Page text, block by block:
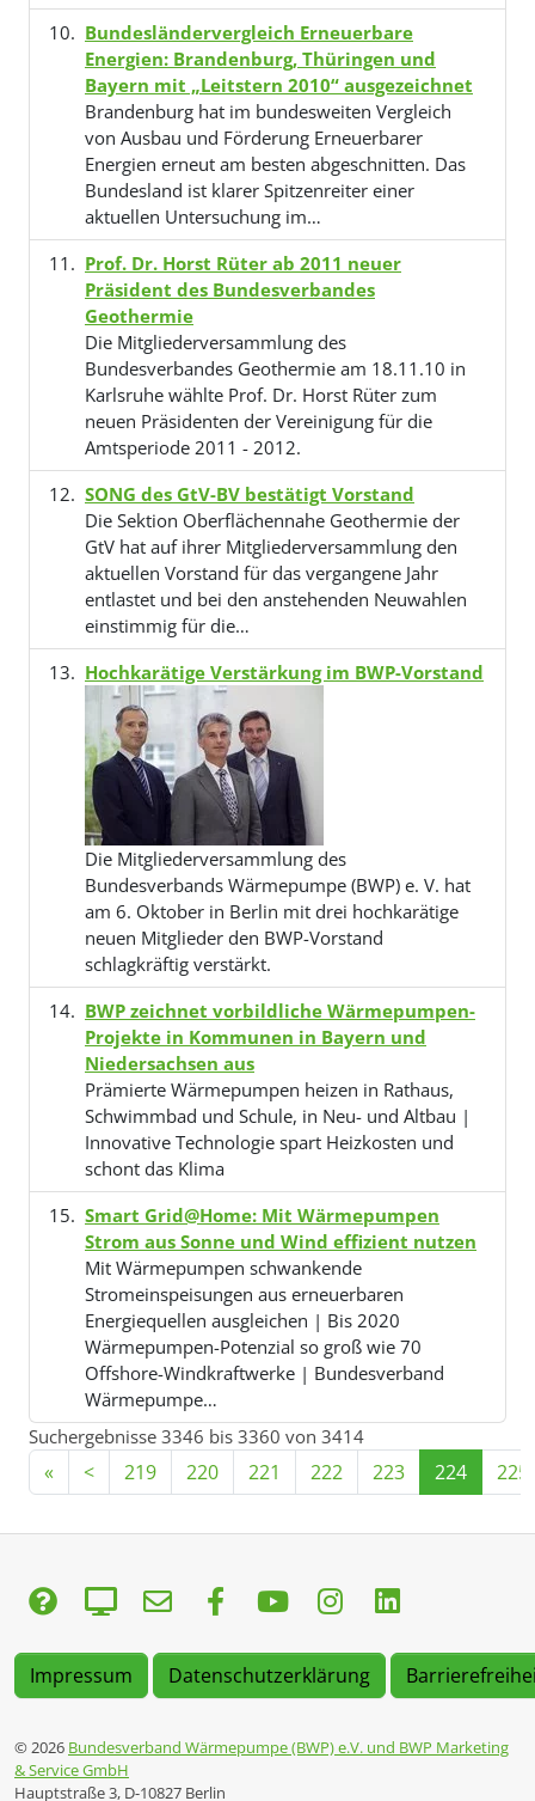
Bundesländervergleich Erneuerbare
Energien: Brandenburg, Thüringen und
Bayern mit „Leitstern 2010“ ausgezeichnet
Brandenburg hat im bundesweiten Vergleich
von Ausbau und Förderung Erneuerbarer
Energien erneut am besten abgeschnitten. Das
Bundesland ist klarer Spitzenreiter einer
aktuellen Untersuchung im…
Prof. Dr. Horst Rüter ab 2011 neuer
Präsident des Bundesverbandes
Geothermie
Die Mitgliederversammlung des
Bundesverbandes Geothermie am 18.11.10 in
Karlsruhe wählte Prof. Dr. Horst Rüter zum
neuen Präsidenten der Vereinigung für die
Amtsperiode 2011 - 2012.
SONG des GtV-BV bestätigt Vorstand
Die Sektion Oberflächennahe Geothermie der
GtV hat auf ihrer Mitgliederversammlung den
aktuellen Vorstand für das vergangene Jahr
entlastet und bei den anstehenden Neuwahlen
einstimmig für die…
Hochkarätige Verstärkung im BWP-Vorstand
Die Mitgliederversammlung des
Bundesverbands Wärmepumpe (BWP) e. V. hat
am 6. Oktober in Berlin mit drei hochkarätige
neuen Mitglieder den BWP-Vorstand
schlagkräftig verstärkt.
BWP zeichnet vorbildliche Wärmepumpen-
Projekte in Kommunen in Bayern und
Niedersachsen aus
Prämierte Wärmepumpen heizen in Rathaus,
Schwimmbad und Schule, in Neu- und Altbau |
Innovative Technologie spart Heizkosten und
schont das Klima
Smart Grid@Home: Mit Wärmepumpen
Strom aus Sonne und Wind effizient nutzen
Mit Wärmepumpen schwankende
Stromeinspeisungen aus erneuerbaren
Energiequellen ausgleichen | Bis 2020
Wärmepumpen-Potenzial so groß wie 70
Offshore-Windkraftwerke | Bundesverband
Wärmepumpe…
Suchergebnisse 3346 bis 3360 von 3414
« < 219 220 221 222 223 224 225
Impressum Datenschutzerklärung
© 2026 Bundesverband Wärmepumpe (BWP) e.V. und BWP Marketing
& Service GmbH
Hauptstraße 3, D-10827 Berlin